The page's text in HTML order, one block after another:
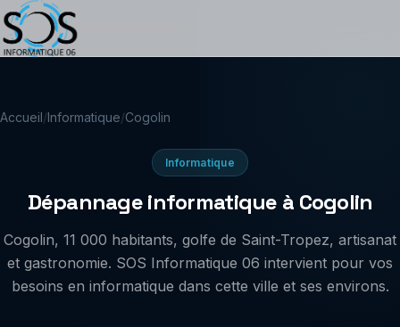
Accueil/Informatique/Cogolin
Informatique
Dépannage informatique à Cogolin
Cogolin, 11 000 habitants, golfe de Saint-Tropez, artisanat
et gastronomie. SOS Informatique 06 intervient pour vos
besoins en informatique dans cette ville et ses environs.